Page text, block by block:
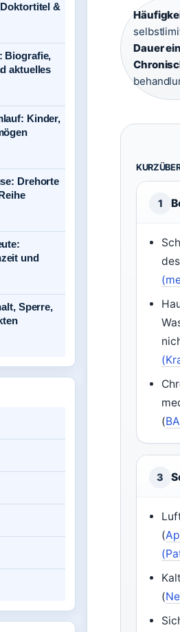
Dauer
1
(
3
(
(
&
Biografie,
aktuelles
Kinder,
Drehorte
und
Sperre,